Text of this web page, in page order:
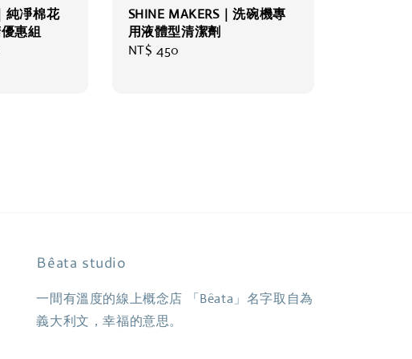
純凈棉花
惠組
SHINE MAKERS｜洗碗機專
用液體型清潔劑
Regular
NT$ 450
Bêata studio
一間有溫度的線上概念店 「Bêata」名字取自為
義大利文，幸福的意思。